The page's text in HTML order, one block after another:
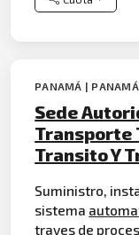
PANAMÁ |
Sede
Transporte
Transito Y
Suministro,
sistema
traves de